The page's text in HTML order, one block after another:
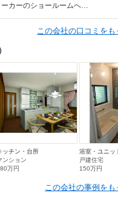
カーのショールームへ…
この会社の口コミを
ッチン・台所
ンション
万円
浴室・ユニッ
戸建住宅
150万円
この会社の事例を